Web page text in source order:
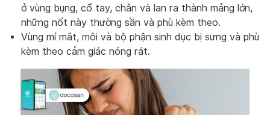
ở vùng bụng, cổ tay, chân và lan ra thành mảng lớn,
những nốt này thường sần và phù kèm theo.
Vùng mí mắt, môi và bộ phận sinh dục bị sưng và phù
kèm theo cảm giác nóng rát.